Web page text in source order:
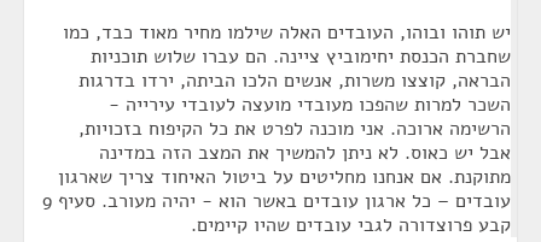
יש תוהו ובוהו, העובדים האלה שילמו מחיר מאוד כבד, כמו
שחברת הכנסת יחימוביץ ציינה. הם עברו שלוש תוכניות
הבראה, קוצצו משרות, אנשים הלכו הביתה, ירדו בדרגות
השכר למרות שהפכו מעובדי מועצה לעובדי עירייה -
הרשימה ארוכה. אני מוכנה לפרט את כל הקיפוח בזכויות,
אבל יש כאוס. לא ניתן להמשיך את המצב הזה במדינה
מתוקנת. אם אנחנו מחליטים על ביטול האיחוד צריך שארגון
עובדים – כל ארגון עובדים באשר הוא - יהיה מעורב. סעיף 9
קבע פרוצדורה לגבי עובדים שהיו קיימים.